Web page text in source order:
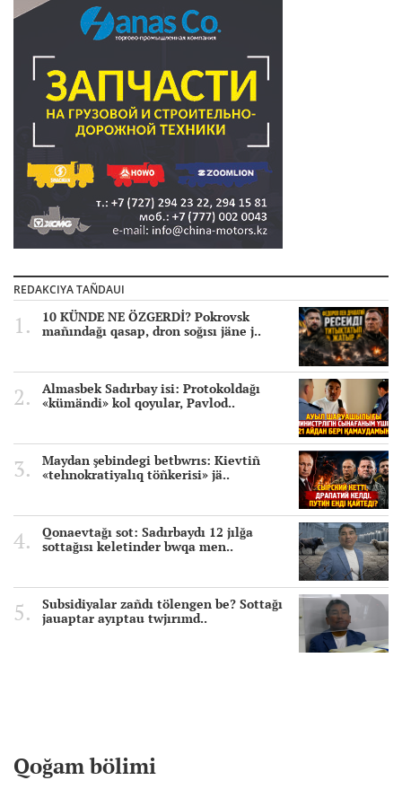
REDAKCIYA TAÑDAUI
10 KÜNDE NE ÖZGERDİ? Pokrovsk
mañındağı qasap, dron soğısı jäne j..
Almasbek Sadırbay isi: Protokoldağı
«kümändi» kol qoyular, Pavlod..
Maydan şebindegi betbwrıs: Kievtiñ
«tehnokratiyalıq töñkerisi» jä..
Qonaevtağı sot: Sadırbaydı 12 jılğa
sottağısı keletinder bwqa men..
Subsidiyalar zañdı tölengen be? Sottağı
jauaptar ayıptau twjırımd..
Qoğam bölimi